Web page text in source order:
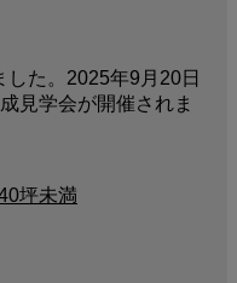
た。2025年9月20日
見学会が開催されま
坪未満